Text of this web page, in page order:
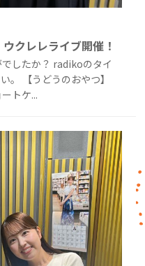
クレレライブ開催！
したか？ radikoのタイ
。 【うどうのおやつ】
トケ...